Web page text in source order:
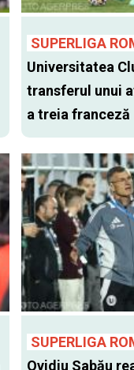
SUPERLIGA
Universitatea
transferul unui
a treia franceză
SUPERLIGA
Ovidiu Sabău